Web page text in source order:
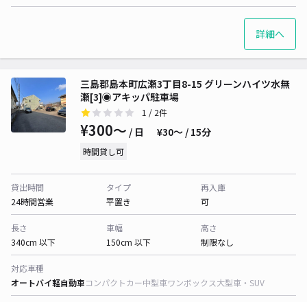
詳細へ
三島郡島本町広瀬3丁目8-15 グリーンハイツ水無
瀬[3]◉アキッパ駐車場
1 / 2件
¥300〜 / 日 ¥30〜 / 15分
時間貸し可
貸出時間
24時間営業
タイプ
平置き
再入庫
可
長さ
340cm 以下
車幅
150cm 以下
高さ
制限なし
対応車種
オートバイ軽自動車コンパクトカー中型車ワンボックス大型車・SUV